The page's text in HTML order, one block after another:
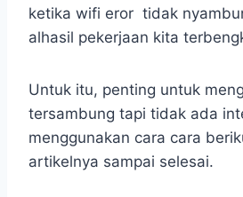
ketika wifi eror tidak
alhasil pekerjaan kita
Untuk itu, penting untuk
tersambung tapi tidak ada
menggunakan cara cara
artikelnya sampai selesai.